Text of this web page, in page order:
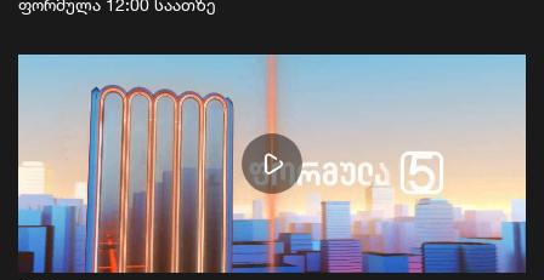
ფორმულა 12:00 საათზე